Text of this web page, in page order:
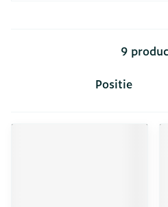
9
Sorteer op: